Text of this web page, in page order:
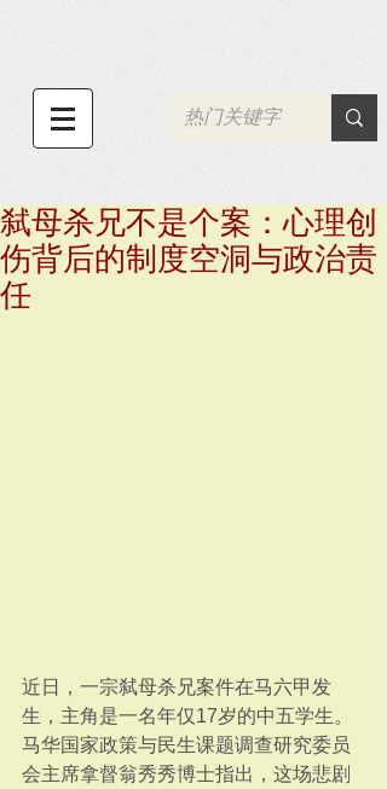
弑母杀兄不是个案：心理创
伤背后的制度空洞与政治责
任
近日，一宗弑母杀兄案件在马六甲发
生，主角是一名年仅17岁的中五学生。
马华国家政策与民生课题调查研究委员
会主席拿督翁秀秀博士指出，这场悲剧